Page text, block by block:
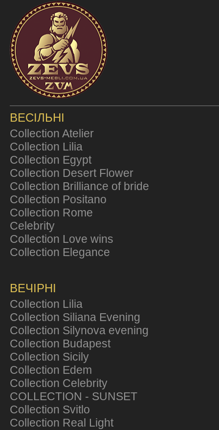
ВЕСІЛЬНІ
Collection Atelier
Collection Lilia
Collection Egypt
Collection Desert Flower
Collection Brilliance of bride
Collection Positano
Collection Rome
Celebrity
Collection Love wins
Collection Elegance
ВЕЧІРНІ
Collection Lilia
Collection Siliana Evening
Collection Silynova evening
Collection Budapest
Collection Sicily
Collection Edem
Collection Celebrity
COLLECTION - SUNSET
Collection Svitlo
Collection Real Light